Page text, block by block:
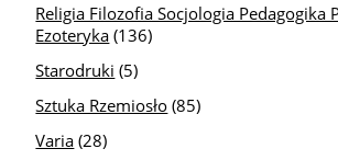
Religia Filozofia Socjologia Pedagogika
Ezoteryka (136)
Starodruki (5)
Sztuka Rzemiosło (85)
Varia (28)